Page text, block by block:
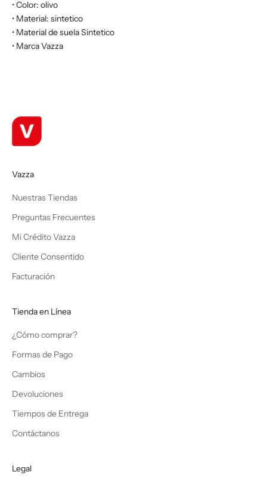
• Color: olivo
• Material: sintetico
• Material de suela Sintetico
• Marca Vazza
Vazza
Nuestras Tiendas
Preguntas Frecuentes
Mi Crédito Vazza
Cliente Consentido
Facturación
Tienda en Línea
¿Cómo comprar?
Formas de Pago
Cambios
Devoluciones
Tiempos de Entrega
Contáctanos
Legal